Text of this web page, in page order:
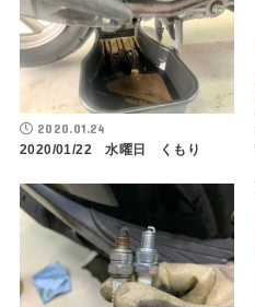
2020.01.24
2020/01/22 水曜日 くもり